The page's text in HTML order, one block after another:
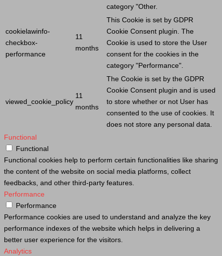
category "Other.
cookielawinfo-
checkbox-
performance
11
months
This Cookie is set by GDPR
Cookie Consent plugin. The
Cookie is used to store the User
consent for the cookies in the
category "Performance".
viewed_cookie_policy
11
months
The Cookie is set by the GDPR
Cookie Consent plugin and is used
to store whether or not User has
consented to the use of cookies. It
does not store any personal data.
Functional
Functional
Functional cookies help to perform certain functionalities like sharing
the content of the website on social media platforms, collect
feedbacks, and other third-party features.
Performance
Performance
Performance cookies are used to understand and analyze the key
performance indexes of the website which helps in delivering a
better user experience for the visitors.
Analytics